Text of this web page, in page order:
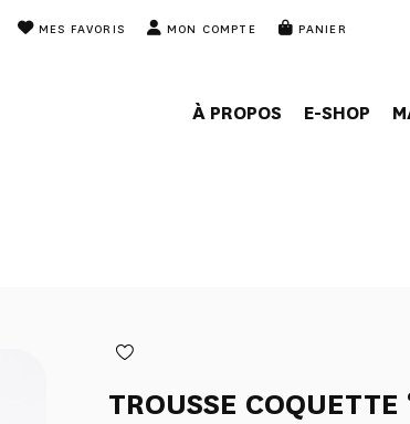
MES FAVORIS MON COMPTE PANIER
À PROPOS E-SHOP
TROUSSE COQUETTE